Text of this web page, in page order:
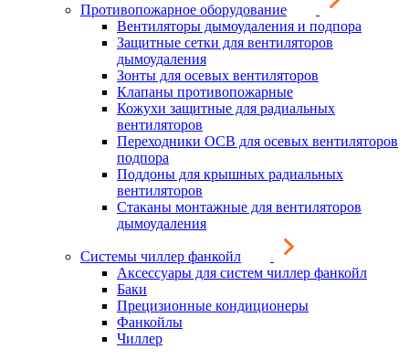
Противопожарное оборудование
Вентиляторы дымоудаления и подпора
Защитные сетки для вентиляторов
дымоудаления
Зонты для осевых вентиляторов
Клапаны противопожарные
Кожухи защитные для радиальных
вентиляторов
Переходники ОСВ для осевых вентиляторов
подпора
Поддоны для крышных радиальных
вентиляторов
Стаканы монтажные для вентиляторов
дымоудаления
Системы чиллер фанкойл
Аксессуары для систем чиллер фанкойл
Баки
Прецизионные кондиционеры
Фанкойлы
Чиллер